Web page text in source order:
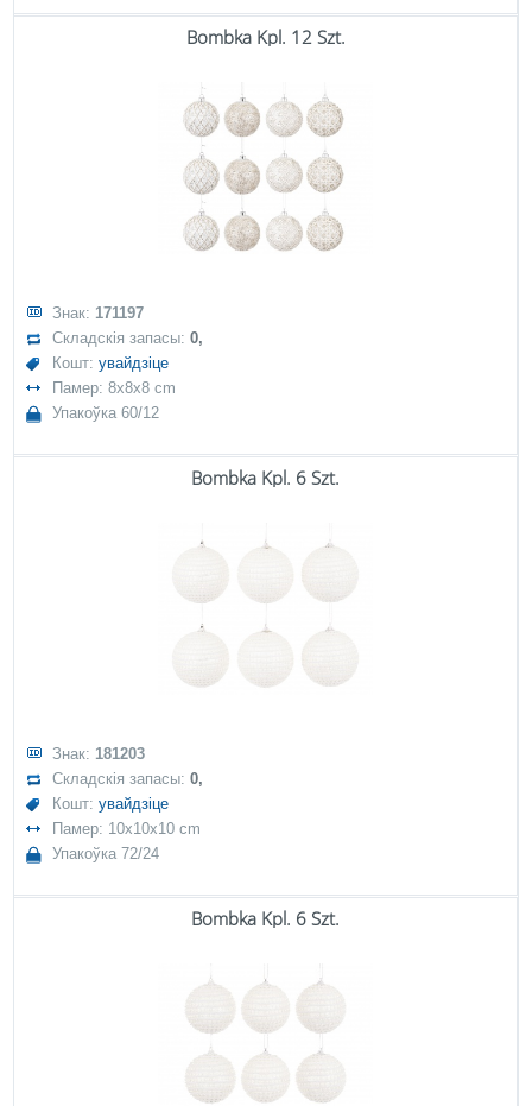
Bombka Kpl. 12 Szt.
Знак: 171197
Складскія запасы:0,
Кошт:увайдзіце
Памер: 8x8x8 cm
Упакоўка 60/12
Bombka Kpl. 6 Szt.
Знак: 181203
Складскія запасы:0,
Кошт:увайдзіце
Памер: 10x10x10 cm
Упакоўка 72/24
Bombka Kpl. 6 Szt.